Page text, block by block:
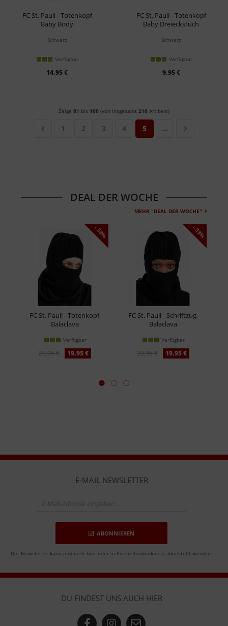
FC St. Pauli - Totenkopf
Baby Body
Schwarz
Verfügbar
14,95 €
FC St. Pauli - Totenkopf
Baby Dreieckstuch
Schwarz
Verfügbar
9,95 €
Zeige 81 bis 100 (von insgesamt 216 Artikeln)
1 2 3 4 5 ...
DEAL DER WOCHE
MEHR "DEAL DER WOCHE"
FC St. Pauli - Totenkopf,
Balaclava
Verfügbar
29,95 € 19,95 €
- 33%
FC St. Pauli - Schriftzug,
Balaclava
Verfügbar
29,95 € 19,95 €
- 33%
E-MAIL NEWSLETTER
ABONNIEREN
Der Newsletter kann jederzeit hier oder in Ihrem Kundenkonto abbestellt werden.
DU FINDEST UNS AUCH HIER